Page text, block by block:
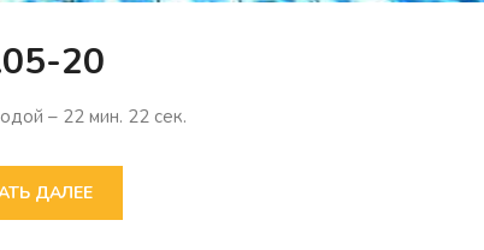
20
– 22 мин. 22 сек.
ДАЛЕЕ